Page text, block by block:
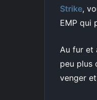
Strike,
EMP qui
Au fur et
peu plus
venger et